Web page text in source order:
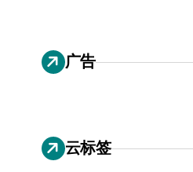
广告
云标签